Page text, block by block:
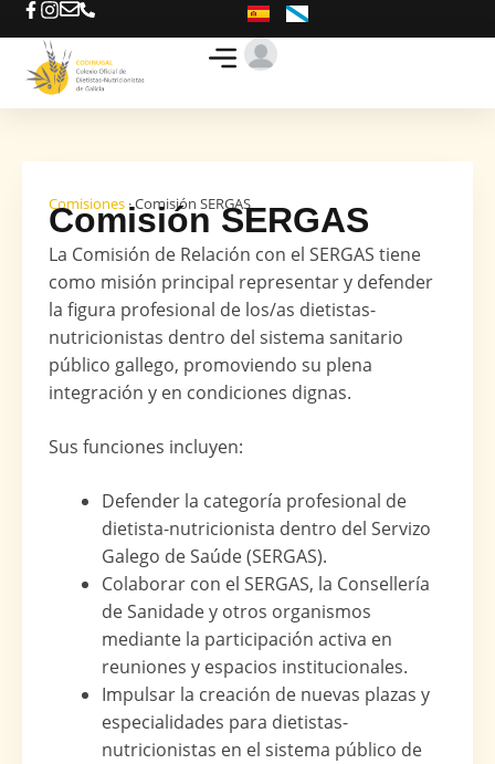
Comisiones · Comisión SERGAS
Comisión SERGAS
La Comisión de Relación con el SERGAS tiene
como misión principal representar y defender
la figura profesional de los/as dietistas-
nutricionistas dentro del sistema sanitario
público gallego, promoviendo su plena
integración y en condiciones dignas.
Sus funciones incluyen:
Defender la categoría profesional de
dietista-nutricionista dentro del Servizo
Galego de Saúde (SERGAS).
Colaborar con el SERGAS, la Consellería
de Sanidade y otros organismos
mediante la participación activa en
reuniones y espacios institucionales.
Impulsar la creación de nuevas plazas y
especialidades para dietistas-
nutricionistas en el sistema público de